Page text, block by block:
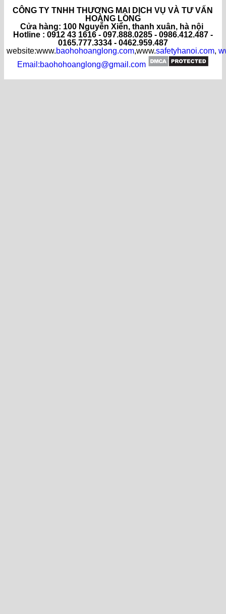
CÔNG TY TNHH THƯƠNG MẠI DỊCH VỤ VÀ TƯ VẤN
HOÀNG LONG
Cửa hàng: 100 Nguyễn Xiển, thanh xuân, hà nội
Hotline : 0912 43 1616 - 097.888.0285 - 0986.412.487 -
0165.777.3334 - 0462.959.487
website:www.baohohoanglong.com,www.safetyhanoi.com,
Email:baohohoanglong@gmail.com